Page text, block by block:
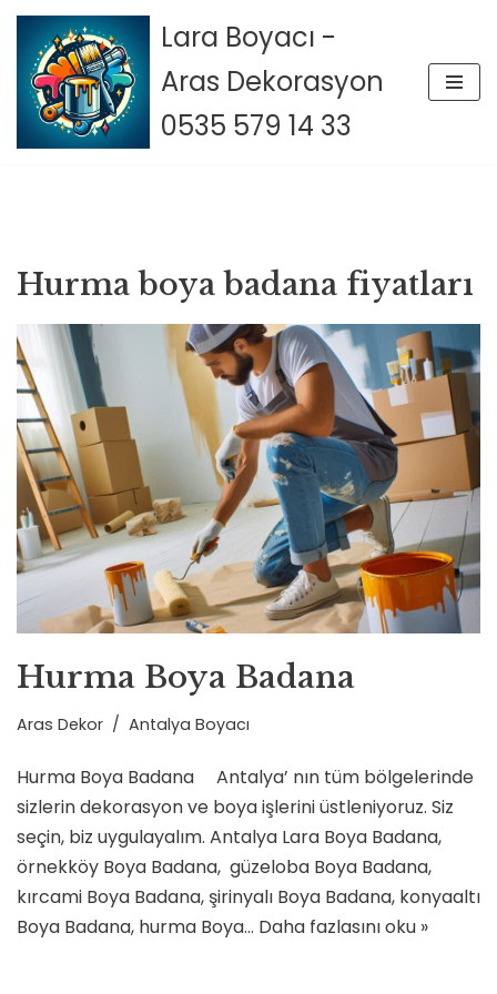
İçeriğe
geç
Lara Boyacı -
Aras Dekorasyon
0535 579 14 33
Hurma boya badana fiyatları
Hurma Boya Badana
Aras Dekor Antalya Boyacı
Hurma Boya Badana Antalya’ nın tüm bölgelerinde
sizlerin dekorasyon ve boya işlerini üstleniyoruz. Siz
seçin, biz uygulayalım. Antalya Lara Boya Badana,
örnekköy Boya Badana, güzeloba Boya Badana,
kırcami Boya Badana, şirinyalı Boya Badana, konyaaltı
Boya Badana, hurma Boya… Daha fazlasını oku »